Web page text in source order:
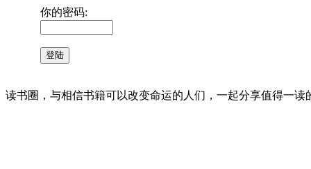
你的密码:
读书圈，与相信书籍可以改变命运的人们，一起分享值得一读